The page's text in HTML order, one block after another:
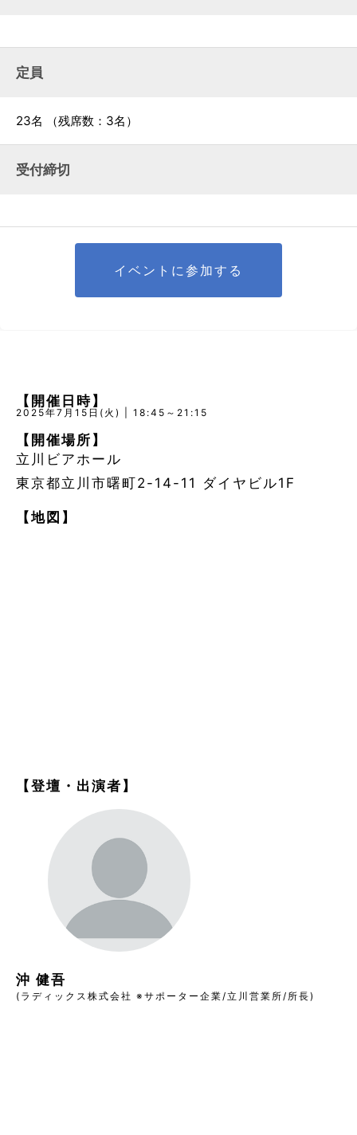
定員
23名 （残席数：3名）
受付締切
イベントに参加する
【開催日時】
2025年7月15日(火) | 18:45～21:15
【開催場所】
立川ビアホール
東京都立川市曙町2-14-11 ダイヤビル1F
【地図】
【登壇・出演者】
沖 健吾
(ラディックス株式会社 ※サポーター企業/立川営業所/所長)